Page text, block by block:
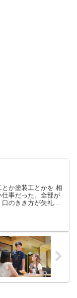
とか塗装工とかを 相
事だった。全部が
のきき方が失礼だ